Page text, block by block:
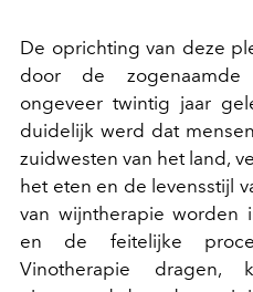
De oprichting van deze
door de zogenaamde
ongeveer twintig jaar
duidelijk werd dat
zuidwesten van het land,
het eten en de levensstijl
van wijntherapie worden
en de feitelijke
Vinotherapie dragen,